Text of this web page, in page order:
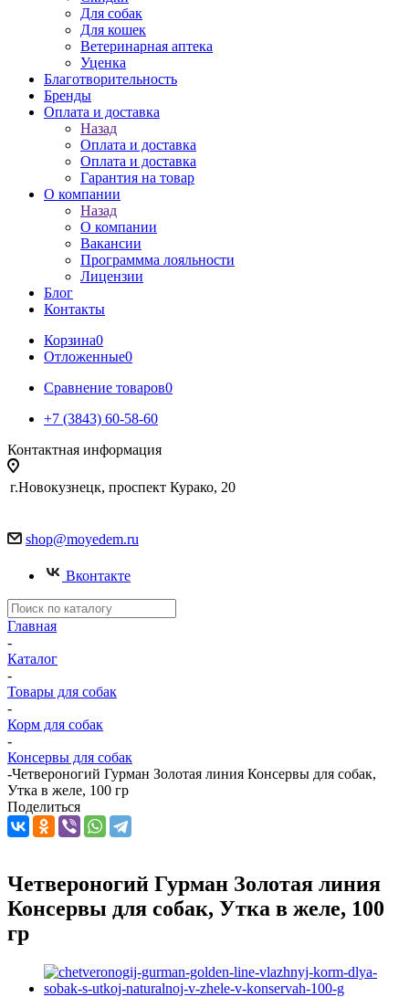
Для собак
Для кошек
Ветеринарная аптека
Уценка
Благотворительность
Бренды
Оплата и доставка
Назад
Оплата и доставка
Оплата и доставка
Гарантия на товар
О компании
Назад
О компании
Вакансии
Программма лояльности
Лицензии
Блог
Контакты
Корзина0
Отложенные0
Сравнение товаров0
+7 (3843) 60-58-60
Контактная информация
г.Новокузнецк, проспект Курако, 20
shop@moyedem.ru
Вконтакте
Главная
-
Каталог
-
Товары для собак
-
Корм для собак
-
Консервы для собак
-Четвероногий Гурман Золотая линия Консервы для собак,
Утка в желе, 100 гр
Поделиться
Четвероногий Гурман Золотая линия
Консервы для собак, Утка в желе, 100
гр